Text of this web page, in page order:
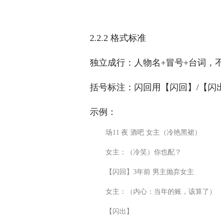
2.2.2 格式标准
独立成行：人物名+冒号+台词，
括号标注：闪回用【闪回】/【
示例：
场11 夜 酒吧 女主（冷艳黑裙）
女主：（冷笑）你也配？
【闪回】3年前 男主抛弃女主
女主：（内心：当年的账，该算了）
【闪出】